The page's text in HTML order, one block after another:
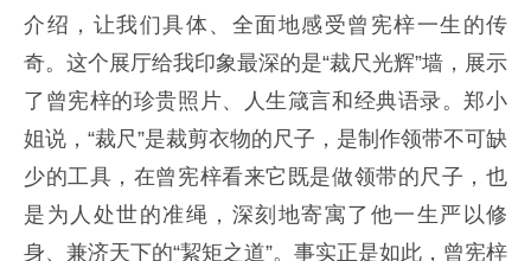
介绍，让我们具体、全面地感受曾宪梓一生的传
奇。这个展厅给我印象最深的是“裁尺光辉”墙，展示
了曾宪梓的珍贵照片、人生箴言和经典语录。郑小
姐说，“裁尺”是裁剪衣物的尺子，是制作领带不可缺
少的工具，在曾宪梓看来它既是做领带的尺子，也
是为人处世的准绳，深刻地寄寓了他一生严以修
身、兼济天下的“絜矩之道”。事实正是如此，曾宪梓